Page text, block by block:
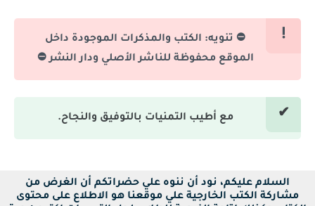
⛔ تنويه: الكتب والمذكرات الموجودة داخل
الموقع محفوظة للناشر الأصلي ودار النشر ⛔
مع أطيب التمنيات بالتوفيق والنجاح.
السلام عليكم، نود أن ننوه علي حضراتكم أن الغرض من
مشاركة الكتب الخارجية علي موقعنا هو الاطلاع على محتوى